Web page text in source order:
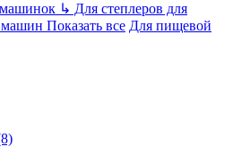
↳ Для степлеров для
машин Показать все Для пищевой